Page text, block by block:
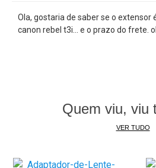
Ola, gostaria de saber se o extensor
canon rebel t3i... e o prazo do frete.
Quem viu, viu
VER TUDO